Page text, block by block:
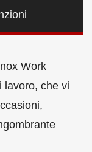
Work
lavoro, che vi